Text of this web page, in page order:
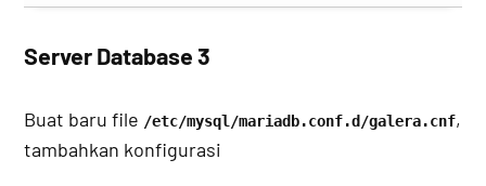
Server Database 3
Buat baru file /etc/mysql/mariadb.conf.d/galera.cnf,
tambahkan konfigurasi